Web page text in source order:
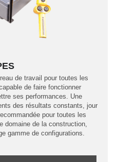
de travail pour toutes les
de faire fonctionner
ses performances. Une
des résultats constants, jour
pour toutes les
domaine de la construction,
gamme de configurations.